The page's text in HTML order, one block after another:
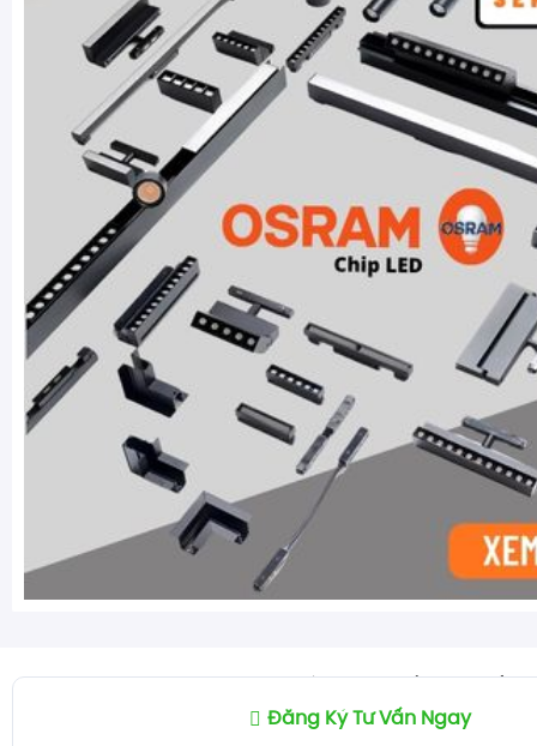
LED BÚP PHILIPS + PANASONIC
Đăng Ký Tư Vấn Ngay